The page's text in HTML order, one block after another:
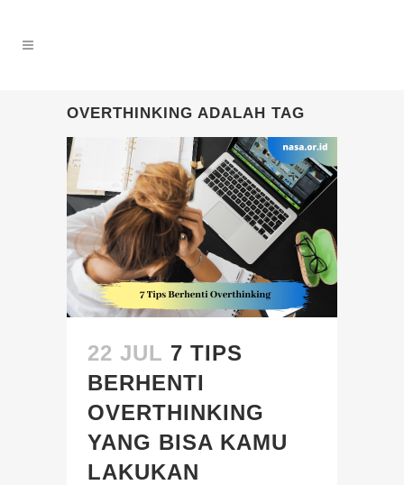
OVERTHINKING ADALAH TAG
22 JUL 7 TIPS
BERHENTI
OVERTHINKING
YANG BISA KAMU
LAKUKAN